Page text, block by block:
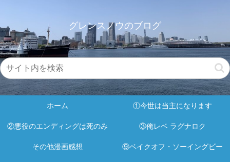
グレンスノウのブログ
ホーム ①今世は当主になります
②悪役のエンディングは死のみ ③俺レベ ラグナロク
その他漫画感想 ⑨ベイクオフ・ソーイングビー